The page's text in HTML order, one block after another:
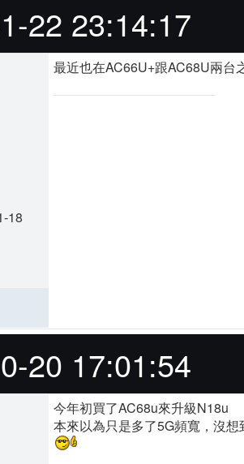
22 23:14:17
18
最近也在AC66U+跟AC68U兩台
20 17:01:54
今年初買了AC68u來升級N18u
本來以為只是多了5G頻寬，沒